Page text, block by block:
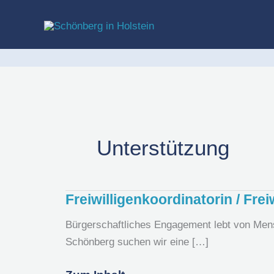
Unterstützung
Freiwilligenkoordinatorin /
Bürgerschaftliches Engagement lebt von
Schönberg suchen wir eine […]
Freiwilligenkoordinatorin
Freiwilligenkoordinator
gesucht